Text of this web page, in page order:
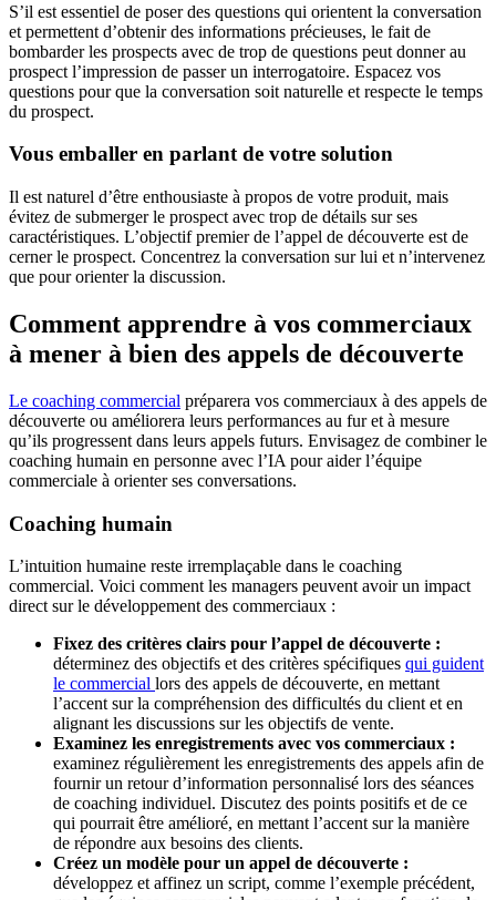
S’il est essentiel de poser des questions qui orientent la conversation
et permettent d’obtenir des informations précieuses, le fait de
bombarder les prospects avec de trop de questions peut donner au
prospect l’impression de passer un interrogatoire. Espacez vos
questions pour que la conversation soit naturelle et respecte le temps
du prospect.
Vous emballer en parlant de votre solution
Il est naturel d’être enthousiaste à propos de votre produit, mais
évitez de submerger le prospect avec trop de détails sur ses
caractéristiques. L’objectif premier de l’appel de découverte est de
cerner le prospect. Concentrez la conversation sur lui et n’intervenez
que pour orienter la discussion.
Comment apprendre à vos commerciaux
à mener à bien des appels de découverte
Le coaching commercial préparera vos commerciaux à des appels de
découverte ou améliorera leurs performances au fur et à mesure
qu’ils progressent dans leurs appels futurs. Envisagez de combiner le
coaching humain en personne avec l’IA pour aider l’équipe
commerciale à orienter ses conversations.
Coaching humain
L’intuition humaine reste irremplaçable dans le coaching
commercial. Voici comment les managers peuvent avoir un impact
direct sur le développement des commerciaux :
Fixez des critères clairs pour l’appel de découverte :
déterminez des objectifs et des critères spécifiques qui guident
le commercial lors des appels de découverte, en mettant
l’accent sur la compréhension des difficultés du client et en
alignant les discussions sur les objectifs de vente.
Examinez les enregistrements avec vos commerciaux :
examinez régulièrement les enregistrements des appels afin de
fournir un retour d’information personnalisé lors des séances
de coaching individuel. Discutez des points positifs et de ce
qui pourrait être amélioré, en mettant l’accent sur la manière
de répondre aux besoins des clients.
Créez un modèle pour un appel de découverte :
développez et affinez un script, comme l’exemple précédent,